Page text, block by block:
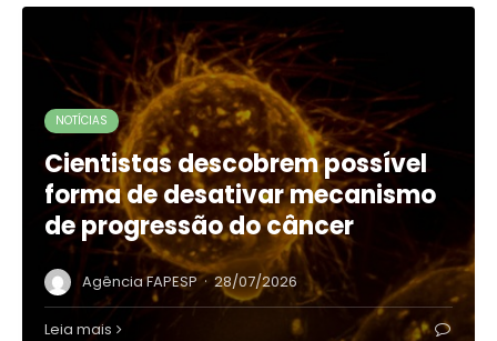
NOTÍCIAS
Cientistas descobrem possível
forma de desativar mecanismo
de progressão do câncer
Agência FAPESP · 28/07/2026
Leia mais